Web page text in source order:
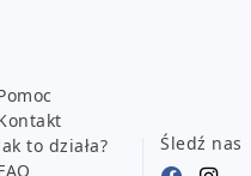
to działa?
Śledź nas